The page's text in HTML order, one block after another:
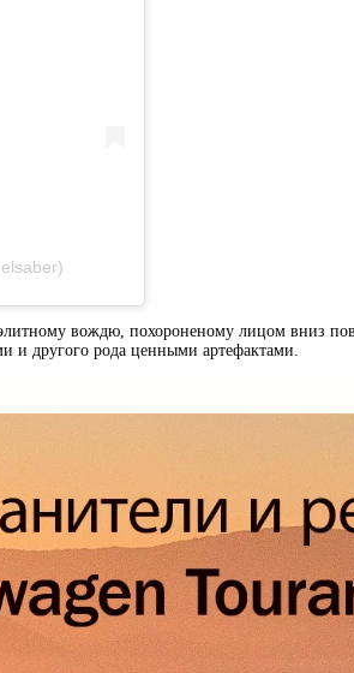
вождю, похороненому лицом вниз
другого рода ценными артефактами.